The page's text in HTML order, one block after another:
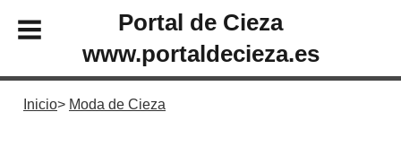
Portal de Cieza
www.portaldecieza.es
Inicio Moda de Cieza